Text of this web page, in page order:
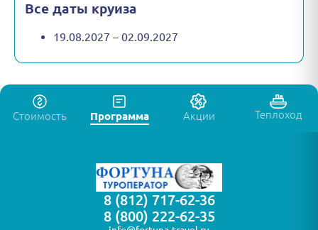
Все даты круиза
19.08.2027 – 02.09.2027
Стоимость Программа Акции Теплоход
8 (812) 717-62-36
8 (800) 222-62-35